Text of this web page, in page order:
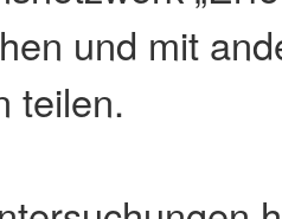
und mit
teilen.